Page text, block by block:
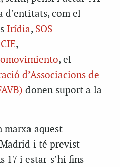
d’entitats, com el
Irídia, SOS
,
, el
d’Associacions de
donen suport a la
marxa aquest
i té previst
i estar-s’hi fins